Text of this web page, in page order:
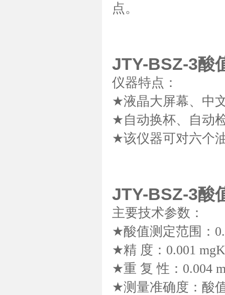
点。
JTY-BSZ-3酸
仪器特点：
★液晶大屏幕、中
★自动换杯、自动
★该仪器可对六个
JTY-BSZ-3酸
主要技术参数：
★酸值测定范围：
★精 度： 0.001
★重 复 性： 0.004
★测量准确度：酸